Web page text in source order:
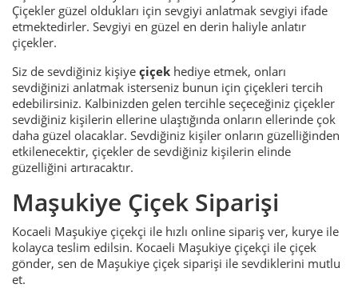
Çiçekler güzel oldukları için sevgiyi anlatmak sevgiyi ifade
etmektedirler. Sevgiyi en güzel en derin haliyle anlatır
çiçekler.
Siz de sevdiğiniz kişiye çiçek hediye etmek, onları
sevdiğinizi anlatmak isterseniz bunun için çiçekleri tercih
edebilirsiniz. Kalbinizden gelen tercihle seçeceğiniz çiçekler
sevdiğiniz kişilerin ellerine ulaştığında onların ellerinde çok
daha güzel olacaklar. Sevdiğiniz kişiler onların güzelliğinden
etkilenecektir, çiçekler de sevdiğiniz kişilerin elinde
güzelliğini artıracaktır.
Maşukiye Çiçek Siparişi
Kocaeli Maşukiye çiçekçi ile hızlı online sipariş ver, kurye ile
kolayca teslim edilsin. Kocaeli Maşukiye çiçekçi ile çiçek
gönder, sen de Maşukiye çiçek siparişi ile sevdiklerini mutlu
et.